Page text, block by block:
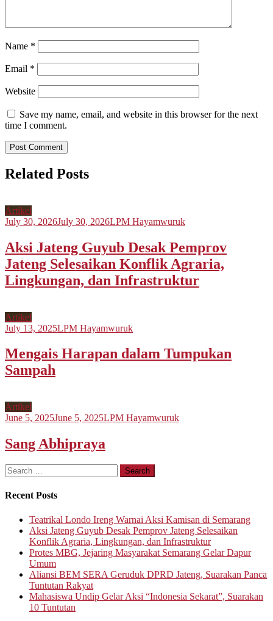
Name *
Email *
Website
Save my name, email, and website in this browser for the next
time I comment.
Related Posts
Artikel
July 30, 2026July 30, 2026LPM Hayamwuruk
Aksi Jateng Guyub Desak Pemprov
Jateng Selesaikan Konflik Agraria,
Lingkungan, dan Infrastruktur
Artikel
July 13, 2025LPM Hayamwuruk
Mengais Harapan dalam Tumpukan
Sampah
Artikel
June 5, 2025June 5, 2025LPM Hayamwuruk
Sang Abhipraya
Search
for:
Recent Posts
Teatrikal Londo Ireng Warnai Aksi Kamisan di Semarang
Aksi Jateng Guyub Desak Pemprov Jateng Selesaikan
Konflik Agraria, Lingkungan, dan Infrastruktur
Protes MBG, Jejaring Masyarakat Semarang Gelar Dapur
Umum
Aliansi BEM SERA Geruduk DPRD Jateng, Suarakan Panca
Tuntutan Rakyat
Mahasiswa Undip Gelar Aksi “Indonesia Sekarat”, Suarakan
10 Tuntutan